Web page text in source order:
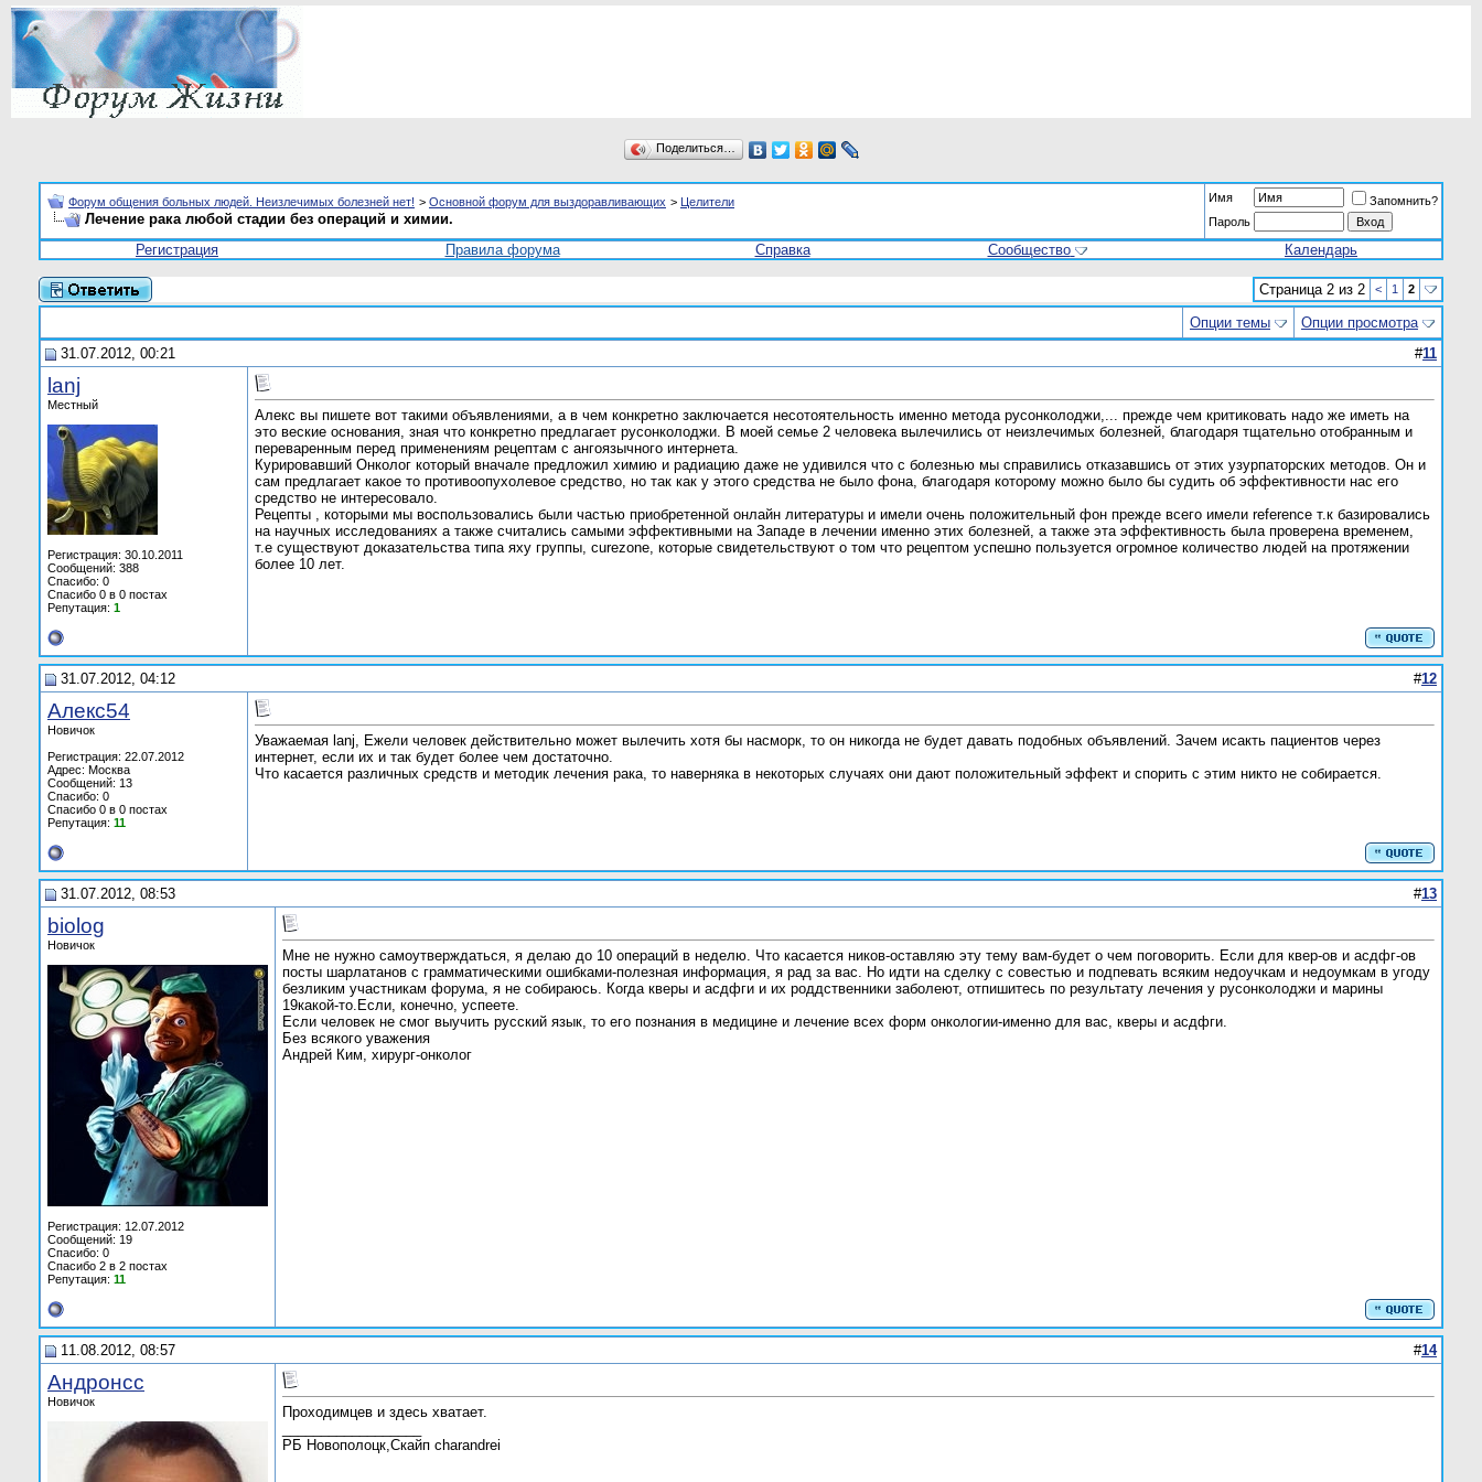
Поделиться…
Форум общения больных людей. Неизлечимых болезней нет! > Основной форум для выздоравливающих > Целители
Лечение рака любой стадии без операций и химии.
Имя
Запомнить?
Пароль
Регистрация Правила форума Справка Сообщество Календарь
Страница 2 из 2 < 1 2
Опции темы
Опции просмотра
31.07.2012, 00:21
#11
lanj
Местный
Регистрация: 30.10.2011
Сообщений: 388
Спасибо: 0
Спасибо 0 в 0 постах
Репутация: 1
Алекс вы пишете вот такими объявлениями, а в чем конкретно заключается несотоятельность именно метода русонколоджи,... прежде чем критиковать надо же иметь на
это веские основания, зная что конкретно предлагает русонколоджи. В моей семье 2 человека вылечились от неизлечимых болезней, благодаря тщательно отобранным и
переваренным перед применениям рецептам с ангоязычного интернета.
Курировавший Онколог который вначале предложил химию и радиацию даже не удивился что с болезнью мы справились отказавшись от этих узурпаторских методов. Он и
сам предлагает какое то противоопухолевое средство, но так как у этого средства не было фона, благодаря которому можно было бы судить об эффективности нас его
средство не интересовало.
Рецепты , которыми мы воспользовались были частью приобретенной онлайн литературы и имели очень положительный фон прежде всего имели reference т.к базировались
на научных исследованиях а также считались самыми эффективными на Западе в лечении именно этих болезней, а также эта эффективность была проверена временем,
т.е существуют доказательства типа яху группы, curezone, которые свидетельствуют о том что рецептом успешно пользуется огромное количество людей на протяжении
более 10 лет.
31.07.2012, 04:12 #12
Алекс54
Новичок
Регистрация: 22.07.2012
Адрес: Москва
Сообщений: 13
Спасибо: 0
Спасибо 0 в 0 постах
Репутация: 11
Уважаемая lanj, Ежели человек действительно может вылечить хотя бы насморк, то он никогда не будет давать подобных объявлений. Зачем исакть пациентов через
интернет, если их и так будет более чем достаточно.
Что касается различных средств и методик лечения рака, то наверняка в некоторых случаях они дают положительный эффект и спорить с этим никто не собирается.
31.07.2012, 08:53 #13
biolog
Новичок
Регистрация: 12.07.2012
Сообщений: 19
Спасибо: 0
Спасибо 2 в 2 постах
Репутация: 11
Мне не нужно самоутверждаться, я делаю до 10 операций в неделю. Что касается ников-оставляю эту тему вам-будет о чем поговорить. Если для квер-ов и асдфг-ов
посты шарлатанов с грамматическими ошибками-полезная информация, я рад за вас. Но идти на сделку с совестью и подпевать всяким недоучкам и недоумкам в угоду
безликим участникам форума, я не собираюсь. Когда кверы и асдфги и их роддственники заболеют, отпишитесь по результату лечения у русонколоджи и марины
19какой-то.Если, конечно, успеете.
Если человек не смог выучить русский язык, то его познания в медицине и лечение всех форм онкологии-именно для вас, кверы и асдфги.
Без всякого уважения
Андрей Ким, хирург-онколог
11.08.2012, 08:57 #14
Андронсс
Новичок
Проходимцев и здесь хватает.
РБ Новополоцк,Скайп charandrei